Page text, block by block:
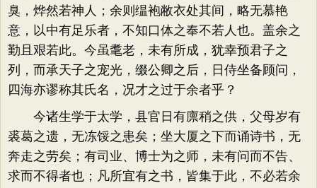
臭，烨然若神人；余则缊袍敝衣处其间，略无慕艳
意，以中有足乐者，不知口体之奉不若人也。盖余之
勤且艰若此。今虽耄老，未有所成，犹幸预君子之
列，而承天子之宠光，缀公卿之后，日侍坐备顾问，
四海亦谬称其氏名，况才之过于余者乎？
今诸生学于太学，县官日有廪稍之供，父母岁有
裘葛之遗，无冻馁之患矣；坐大厦之下而诵诗书，无
奔走之劳矣；有司业、博士为之师，未有问而不告、
求而不得者也；凡所宜有之书，皆集于此，不必若余